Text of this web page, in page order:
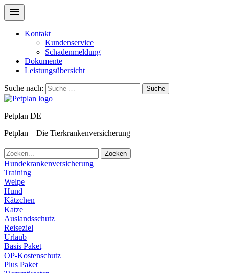
Kontakt
Kundenservice
Schadenmeldung
Dokumente
Leistungsübersicht
Suche nach: Suche
Petplan DE
Petplan – Die Tierkrankenversicherung
Zoeken
Hundekrankenversicherung
Training
Welpe
Hund
Kätzchen
Katze
Auslandsschutz
Reiseziel
Urlaub
Basis Paket
OP-Kostenschutz
Plus Paket